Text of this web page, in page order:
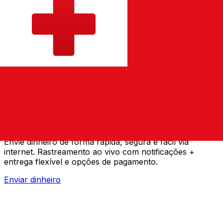
Envie dinheiro de forma rápida, segura e fácil via
internet. Rastreamento ao vivo com notificações +
entrega flexível e opções de pagamento.
Enviar dinheiro